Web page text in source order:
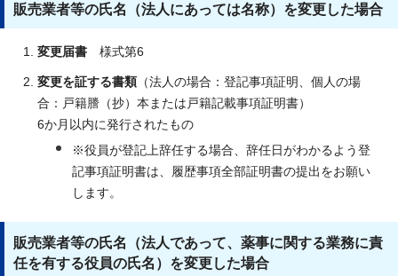
販売業者等の氏名（法人にあっては名称）を変更した場合
変更届書 様式第6
変更を証する書類 （法人の場合：登記事項証明、個人の場
合：戸籍謄（抄）本または戸籍記載事項証明書）
6か月以内に発行されたもの
※役員が登記上辞任する場合、辞任日がわかるよう登
記事項証明書は、履歴事項全部証明書の提出をお願い
します。
販売業者等の氏名（法人であって、薬事に関する業務に責
任を有する役員の氏名）を変更した場合